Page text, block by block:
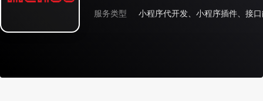
服务类型
小程序代开发、小程序插件、接